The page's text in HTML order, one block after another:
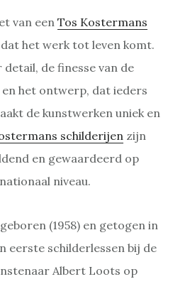
van een Tos Kostermans
het werk tot leven komt.
de finesse van de
het ontwerp, dat ieders
de kunstwerken uniek en
schilderijen zijn
en gewaardeerd op
niveau.
(1958) en getogen in
eerste schilderlessen bij de
Albert Loots op